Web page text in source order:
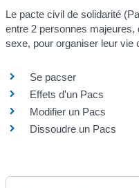
Le pacte civil de solidarité
entre 2 personnes
sexe, pour organiser leur vie
Se pacser
Effets d'un Pacs
Modifier un Pacs
Dissoudre un Pacs